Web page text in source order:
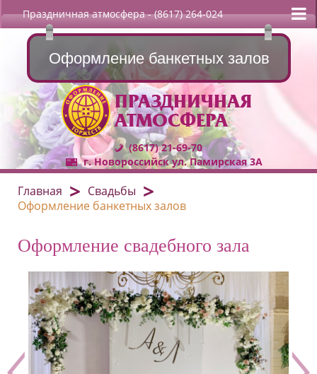
Праздничная атмосфера- (8617) 264-024
Оформление банкетных залов
ПРАЗДНИЧНАЯ
АТМОСФЕРА
(8617) 21-69-70
г. Новороссийск ул. Памирская 3А
Главная
Свадьбы
Оформление банкетных залов
Оформление свадебного зала